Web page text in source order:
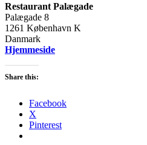
Restaurant Palægade
Palægade 8
1261 København K
Danmark
Hjemmeside
Share this:
Facebook
X
Pinterest